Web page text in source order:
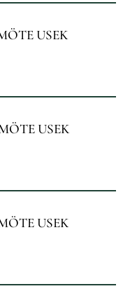
USEK
USEK
USEK